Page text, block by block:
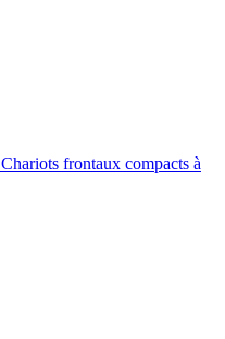
Chariots frontaux compacts à